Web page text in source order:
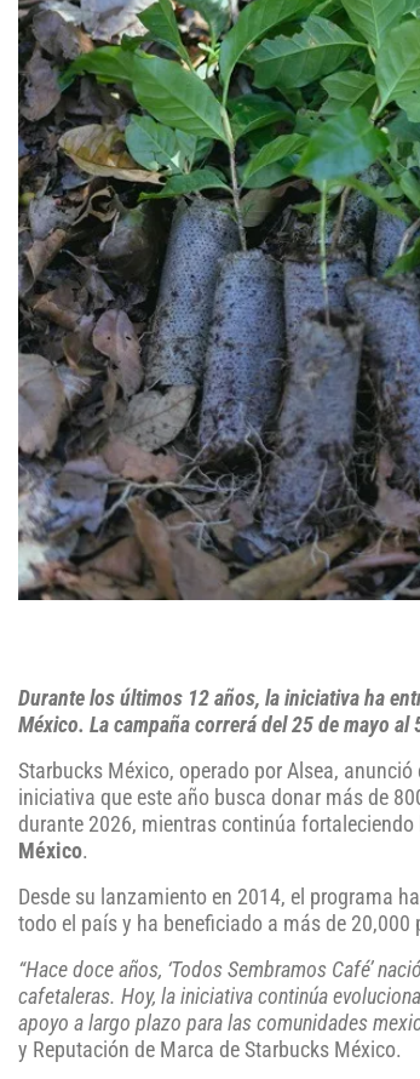
Durante los últimos 12 años, la iniciativa ha
México. La campaña correrá del 25 de mayo al
Starbucks México, operado por Alsea,
iniciativa que este año busca donar más de
durante 2026, mientras continúa
México.
Desde su lanzamiento en 2014, el programa
todo el país y ha beneficiado a más de 20,000
“Hace doce años, ‘Todos Sembramos Café’
cafetaleras. Hoy, la iniciativa continúa
apoyo a largo plazo para las comunidades
y Reputación de Marca de Starbucks México.